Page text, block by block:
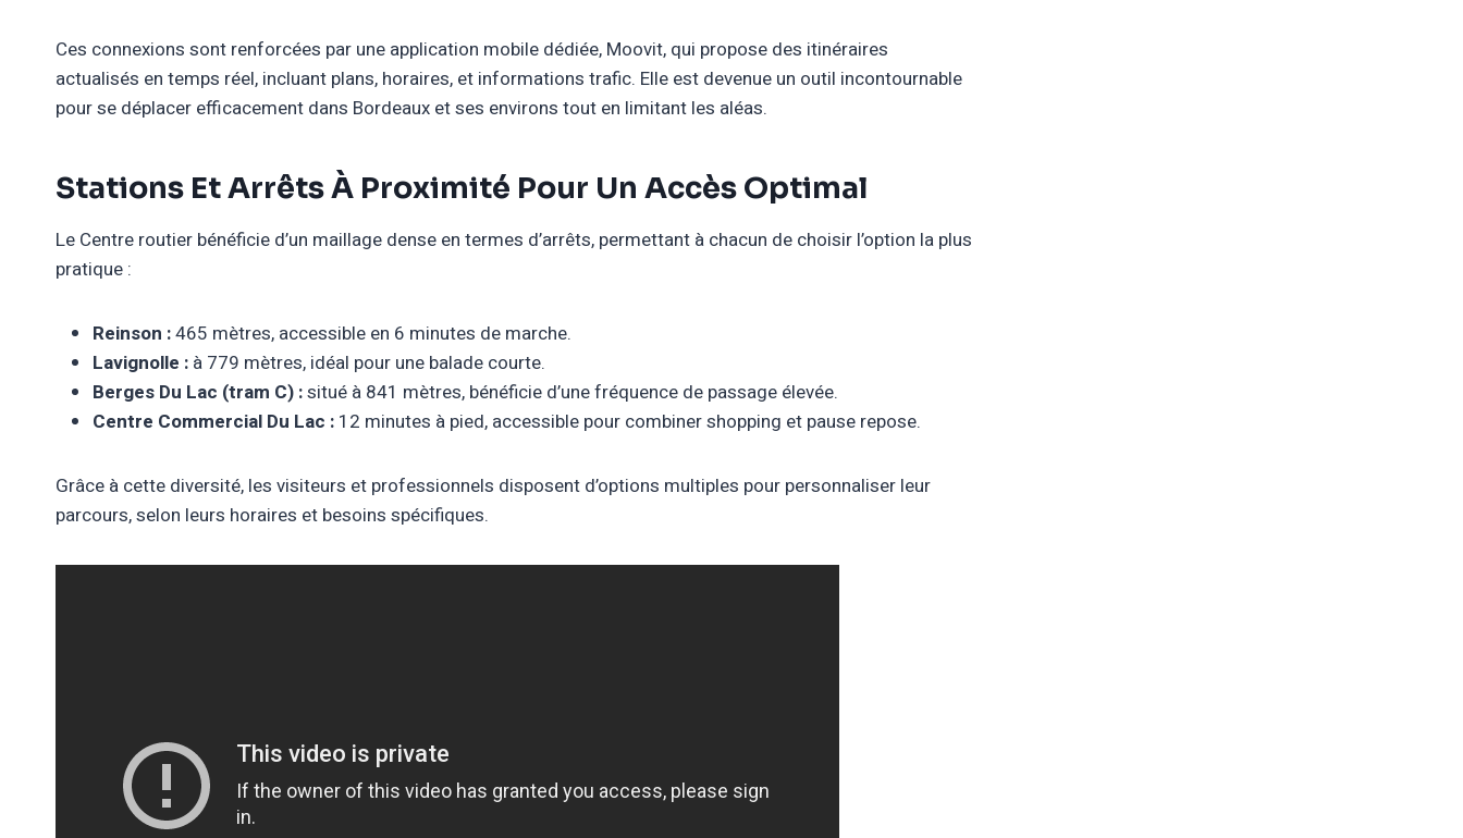
Ces connexions sont renforcées par une application mobile dédiée, Moovit, qui propose des itinéraires
actualisés en temps réel, incluant plans, horaires, et informations trafic. Elle est devenue un outil incontournable
pour se déplacer efficacement dans Bordeaux et ses environs tout en limitant les aléas.
Stations Et Arrêts À Proximité Pour Un Accès Optimal
Le Centre routier bénéficie d’un maillage dense en termes d’arrêts, permettant à chacun de choisir l’option la plus
pratique :
Reinson :465 mètres, accessible en 6 minutes de marche.
Lavignolle : à 779 mètres, idéal pour une balade courte.
Berges Du Lac (tram C) :situé à 841 mètres, bénéficie d’une fréquence de passage élevée.
Centre Commercial Du Lac : 12 minutes à pied, accessible pour combiner shopping et pause repose.
Grâce à cette diversité, les visiteurs et professionnels disposent d’options multiples pour personnaliser leur
parcours, selon leurs horaires et besoins spécifiques.